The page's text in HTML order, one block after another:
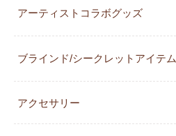
アーティストコラボグッズ
ブラインド/シークレットアイテム
アクセサリー